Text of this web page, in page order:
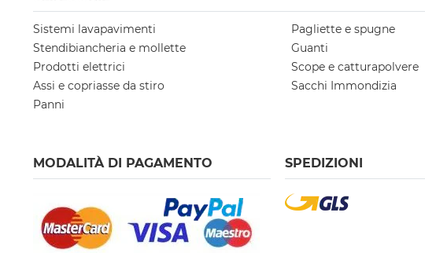
Sistemi lavapavimenti
Stendibiancheria e mollette
Prodotti elettrici
Assi e copriasse da stiro
Panni
Pagliette e spugne
Guanti
Scope e catturapolvere
Sacchi Immondizia
MODALITÀ DI PAGAMENTO SPEDIZIONI